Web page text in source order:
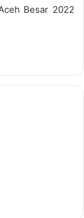
Besar 2022